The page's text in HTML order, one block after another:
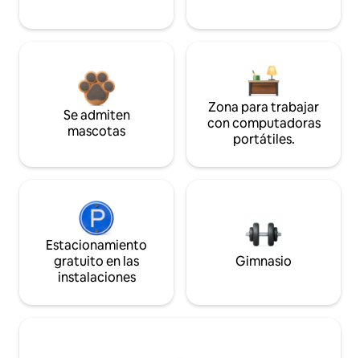
Se admiten
mascotas
Zona para trabajar
con computadoras
portátiles.
Estacionamiento
gratuito en las
instalaciones
Gimnasio